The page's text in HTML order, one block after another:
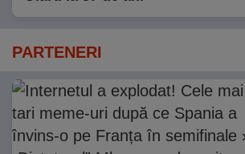
PARTENERI